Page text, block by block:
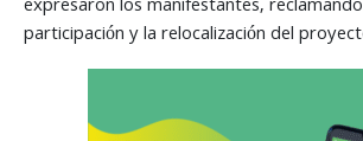
expresaron los manifestantes,
participación y la relocalización del